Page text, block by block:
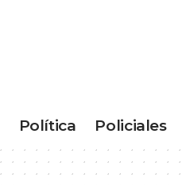
Política Policiales